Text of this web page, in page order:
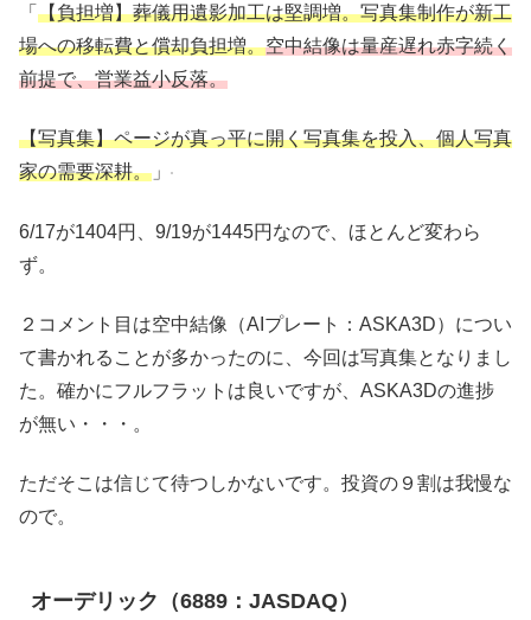
「 【負担増】葬儀用遺影加工は堅調増。写真集制作が新工
場への移転費と償却負担増。空中結像は量産遅れ赤字続く
前提で、営業益小反落。
【写真集】ページが真っ平に開く写真集を投入、個人写真
家の需要深耕。 」
6/17が1404円、9/19が1445円なので、ほとんど変わら
ず。
２コメント目は空中結像（AIプレート：ASKA3D）につい
て書かれることが多かったのに、今回は写真集となりまし
た。確かにフルフラットは良いですが、ASKA3Dの進捗
が無い・・・。
ただそこは信じて待つしかないです。投資の９割は我慢な
ので。
オーデリック（6889：JASDAQ）